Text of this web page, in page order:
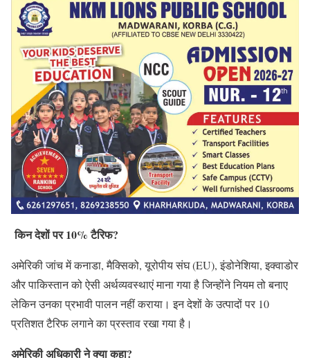
किन देशों पर 10% टैरिफ?
अमेरिकी जांच में कनाडा, मैक्सिको, यूरोपीय संघ (EU), इंडोनेशिया, इक्वाडोर
और पाकिस्तान को ऐसी अर्थव्यवस्थाएं माना गया है जिन्होंने नियम तो बनाए
लेकिन उनका प्रभावी पालन नहीं कराया। इन देशों के उत्पादों पर 10
प्रतिशत टैरिफ लगाने का प्रस्ताव रखा गया है।
अमेरिकी अधिकारी ने क्या कहा?